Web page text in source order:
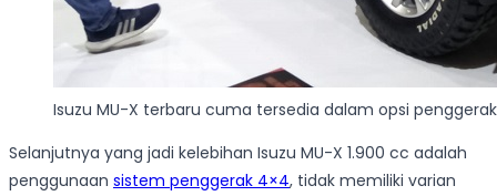
Isuzu MU-X terbaru cuma tersedia dalam opsi
Selanjutnya yang jadi kelebihan Isuzu MU-X 1.900 cc adalah
penggunaan sistem penggerak 4×4, tidak memiliki varian